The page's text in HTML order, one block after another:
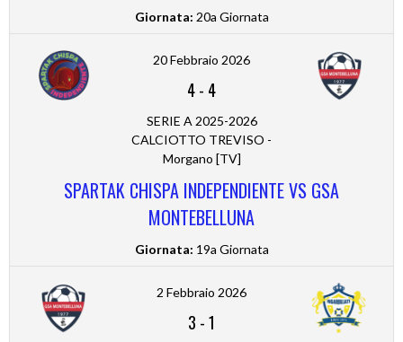
Giornata: 20a Giornata
20 Febbraio 2026
4- 4
SERIE A 2025-2026
CALCIOTTO TREVISO -
Morgano [TV]
SPARTAK CHISPA INDEPENDIENTE VS GSA
MONTEBELLUNA
Giornata: 19a Giornata
2 Febbraio 2026
3 -1